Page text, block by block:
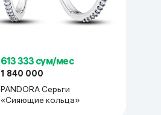
613 333 сум/мес
1 840 000
PANDORA Серьги
«Сияющие кольца»